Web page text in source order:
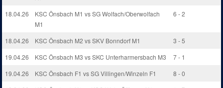
18.04.26
KSC Önsbach M1 vs SG Wolfach/Oberwolfach
M1
6 - 2
18.04.26 KSC Önsbach M2 vs SKV Bonndorf M1
3 - 5
19.04.26
KSC Önsbach M3 vs SKC Unterharmersbach M3
7 - 1
19.04.26
KSC Önsbach F1 vs SG Villingen/Winzeln F1
8 - 0